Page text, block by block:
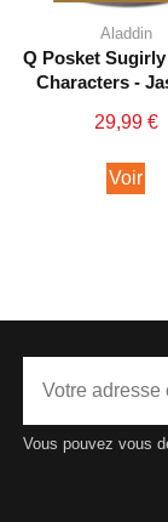
Aladdin
Q Posket
Characters -
29,99 €
Voir
Vous pouvez vous